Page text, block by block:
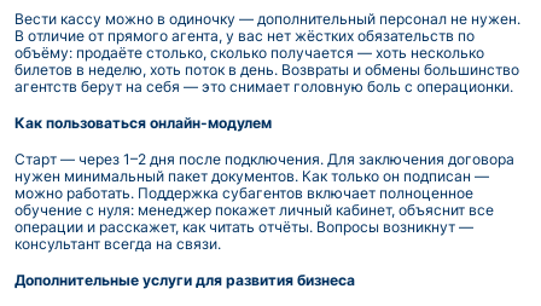
Вести кассу можно в одиночку — дополнительный персонал не нужен.
В отличие от прямого агента, у вас нет жёстких обязательств по
объёму: продаёте столько, сколько получается — хоть несколько
билетов в неделю, хоть поток в день. Возвраты и обмены большинство
агентств берут на себя — это снимает головную боль с операционки.
Как пользоваться онлайн-модулем
Старт — через 1–2 дня после подключения. Для заключения договора
нужен минимальный пакет документов. Как только он подписан —
можно работать. Поддержка субагентов включает полноценное
обучение с нуля: менеджер покажет личный кабинет, объяснит все
операции и расскажет, как читать отчёты. Вопросы возникнут —
консультант всегда на связи.
Дополнительные услуги для развития бизнеса